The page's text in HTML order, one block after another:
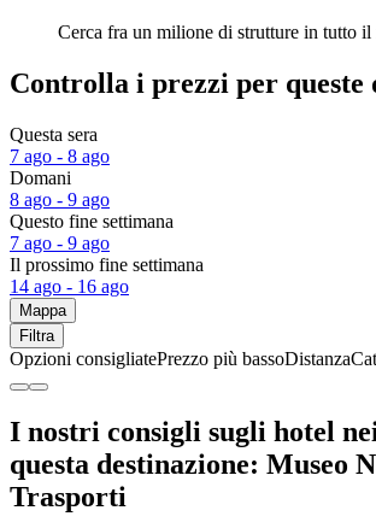
Cerca fra un milione di strutture in tutto il
Controlla i prezzi per queste
Questa sera
7 ago - 8 ago
Domani
8 ago - 9 ago
Questo fine settimana
7 ago - 9 ago
Il prossimo fine settimana
14 ago - 16 ago
Mappa
Filtra
Opzioni consigliatePrezzo più bassoDistanza
I nostri consigli sugli hotel
questa destinazione: Museo
Trasporti